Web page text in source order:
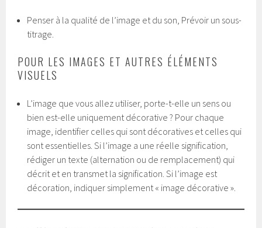
Penser à la qualité de l’image et du son, Prévoir un sous-
titrage.
POUR LES IMAGES ET AUTRES ÉLÉMENTS
VISUELS
L’image que vous allez utiliser, porte-t-elle un sens ou
bien est-elle uniquement décorative ? Pour chaque
image, identifier celles qui sont décoratives et celles qui
sont essentielles. Si l’image a une réelle signification,
rédiger un texte (alternation ou de remplacement) qui
décrit et en transmet la signification. Si l’image est
décoration, indiquer simplement « image décorative ».